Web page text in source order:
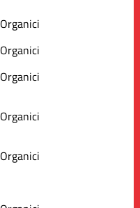
Organici
Organici
Organici
Organici
Organici